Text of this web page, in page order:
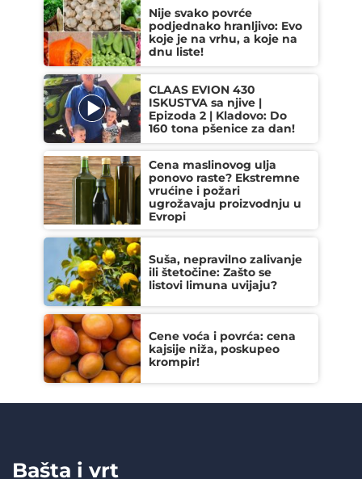
Nije svako povrće
podjednako hranljivo: Evo
koje je na vrhu, a koje na
dnu liste!
CLAAS EVION 430
ISKUSTVA sa njive |
Epizoda 2 | Kladovo: Do
160 tona pšenice za dan!
Cena maslinovog ulja
ponovo raste? Ekstremne
vrućine i požari
ugrožavaju proizvodnju u
Evropi
Suša, nepravilno zalivanje
ili štetočine: Zašto se
listovi limuna uvijaju?
Cene voća i povrća: cena
kajsije niža, poskupeo
krompir!
Bašta i vrt